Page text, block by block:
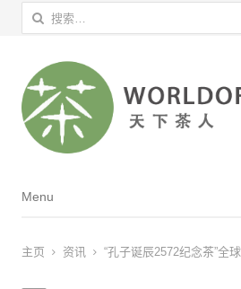
搜索：
菜单
Menu
主页 资讯 “孔子诞辰2572纪念茶”全